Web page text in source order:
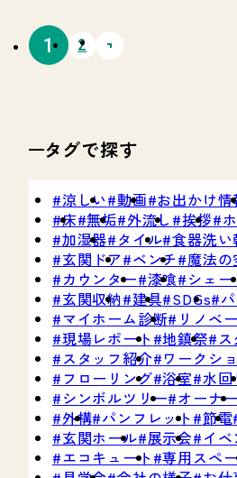
タグで探す
涼しい 動画 お出かけ情
床 無垢 外流し 挨拶
加湿器 タイル 食器洗
玄関ドア ベンチ 魔法の
カウンター 漆喰 シェー
玄関収納 建具 SDGs
マイホーム診断
リノベ
現場レポート 地鎮祭
スタッフ紹介 ワークシ
フローリング 浴室 水回
シンボルツリー オーナー
外構 パンフレット 節電
玄関ホール 展示会 イベ
エコキュート 専用スペ